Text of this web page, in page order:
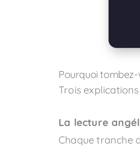
Pourquoi tombez-
Trois
La lecture
Chaque tranche